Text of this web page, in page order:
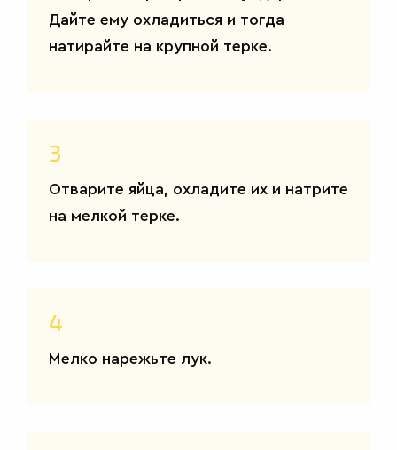
Дайте ему охладиться и тогда
натирайте на крупной терке.
3
Отварите яйца, охладите их и натрите
на мелкой терке.
4
Мелко нарежьте лук.